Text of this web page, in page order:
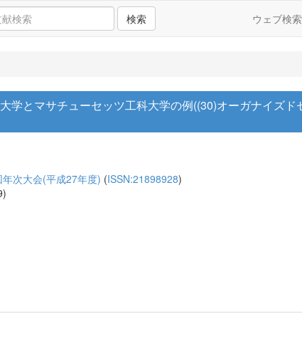
検索 ウェブ検索
学とマサチューセッツ工科大学の例((30)オーガナイズド
次大会(平成27年度) (ISSN:21898928)